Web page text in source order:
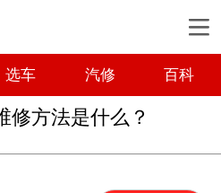
选车 汽修 百科
修方法是什么？